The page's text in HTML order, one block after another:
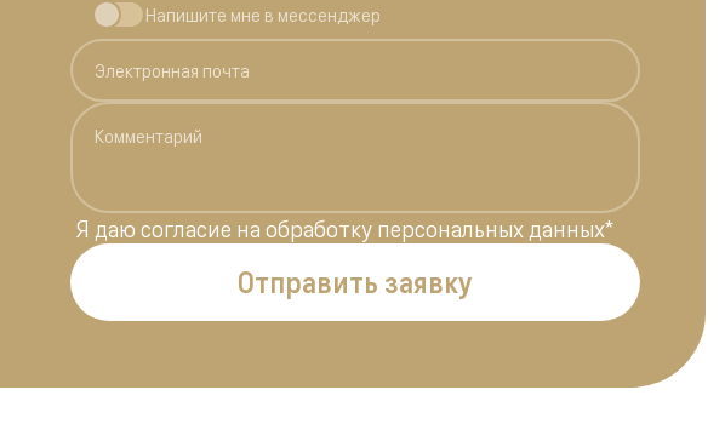
Напишите мне в мессенджер
Я даю согласие на обработку персональных данных*
Отправить заявку